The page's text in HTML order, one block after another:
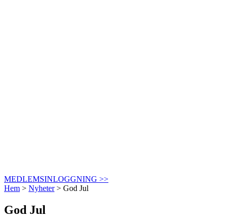
MEDLEMSINLOGGNING >>
Hem > Nyheter> God Jul
God Jul